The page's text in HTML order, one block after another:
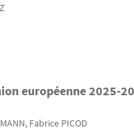
européenne 2025-
, Fabrice PICOD